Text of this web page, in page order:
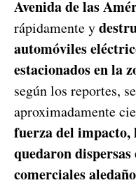
Avenida de las
rápidamente y
automóviles
estacionados en la
según los reportes,
aproximadamente
fuerza del impacto,
quedaron
comerciales